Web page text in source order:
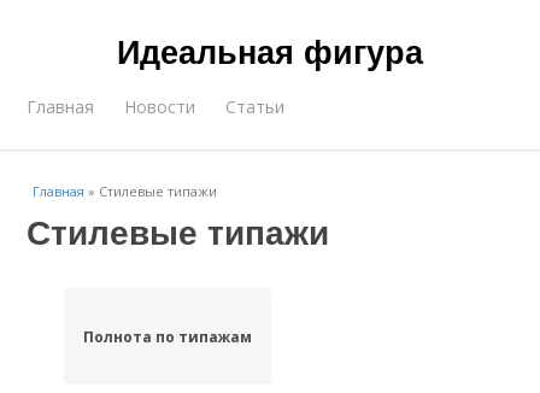
Идеальная фигура
Главная Новости Статьи
Главная » Стилевые типажи
Стилевые типажи
Полнота по типажам